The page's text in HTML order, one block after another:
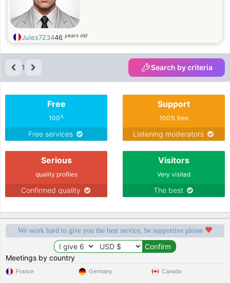
Jules723446 years old
1 Search by criteria
Free
100%
Free services
Support
100% free
Listening moderators
Serious
quality profiles
Confirmed quality
Visitors
Very visited
The best
We work hard to give you the best service, be supportive please
Meetings by country
France Germany Canada